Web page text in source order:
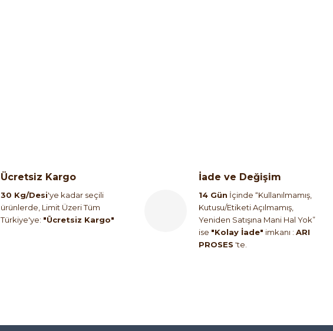
Ücretsiz Kargo
30 Kg/Desi'ye kadar seçili
ürünlerde, Limit Üzeri Tüm
Türkiye'ye: "Ücretsiz Kargo"
İade ve Değişim
14 Gün İçinde “Kullanılmamış,
Kutusu/Etiketi Açılmamış,
Yeniden Satışına Mani Hal Yok”
ise "Kolay İade" imkanı : ARI
PROSES 'te.